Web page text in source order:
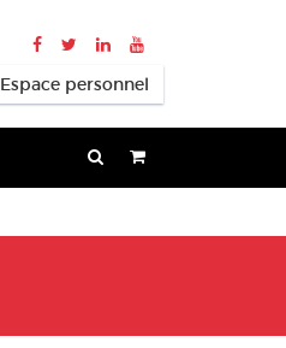
Espace personnel